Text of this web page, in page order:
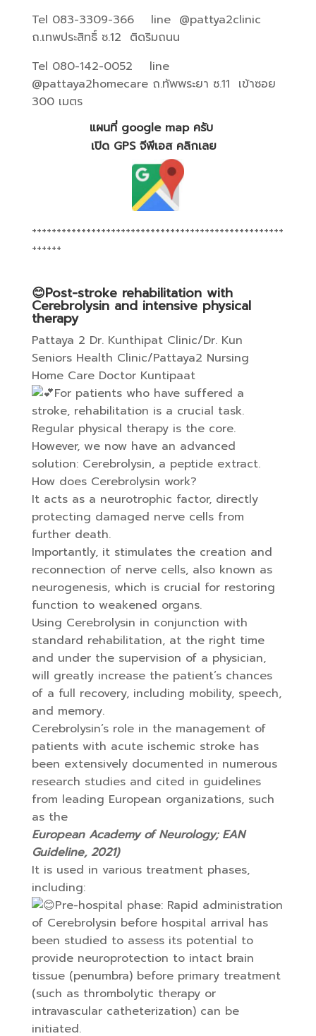
Tel 083-3309-366 line @pattya2clinic
ถ.เทพประสิทธิ์ ซ.12 ติดริมถนน
Tel 080-142-0052 line
@pattaya2homecare ถ.ทัพพระยา ซ.11 เข้าซอย
300 เมตร
แผนที่ google map ครับ
เปิด GPS จีพีเอส คลิกเลย
+++++++++++++++++++++++++++++++++++++++++++++++++++
++++++
😊Post-stroke rehabilitation with
Cerebrolysin and intensive physical
therapy
Pattaya 2 Dr. Kunthipat Clinic/Dr. Kun
Seniors Health Clinic/Pattaya2 Nursing
Home Care Doctor Kuntipaat
For patients who have suffered a
stroke, rehabilitation is a crucial task.
Regular physical therapy is the core.
However, we now have an advanced
solution: Cerebrolysin, a peptide extract.
How does Cerebrolysin work?
It acts as a neurotrophic factor, directly
protecting damaged nerve cells from
further death.
Importantly, it stimulates the creation and
reconnection of nerve cells, also known as
neurogenesis, which is crucial for restoring
function to weakened organs.
Using Cerebrolysin in conjunction with
standard rehabilitation, at the right time
and under the supervision of a physician,
will greatly increase the patient’s chances
of a full recovery, including mobility, speech,
and memory.
Cerebrolysin’s role in the management of
patients with acute ischemic stroke has
been extensively documented in numerous
research studies and cited in guidelines
from leading European organizations, such
as the
European Academy of Neurology; EAN
Guideline, 2021)
It is used in various treatment phases,
including:
Pre-hospital phase: Rapid administration
of Cerebrolysin before hospital arrival has
been studied to assess its potential to
provide neuroprotection to intact brain
tissue (penumbra) before primary treatment
(such as thrombolytic therapy or
intravascular catheterization) can be
initiated.